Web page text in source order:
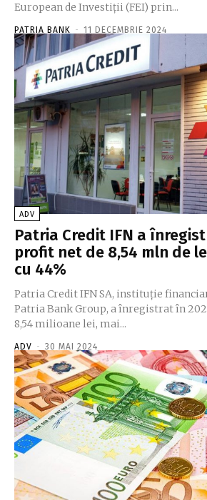
European de Investiţii (FEI) prin...
PATRIA BANK - 11 DECEMBRIE 2024
ADV
Patria Credit IFN a
profit net de 8,54 mln de
cu 44%
Patria Credit IFN SA, instituţie
Patria Bank Group, a înregistrat în
8,54 milioane lei, mai...
ADV - 30 MAI 2024